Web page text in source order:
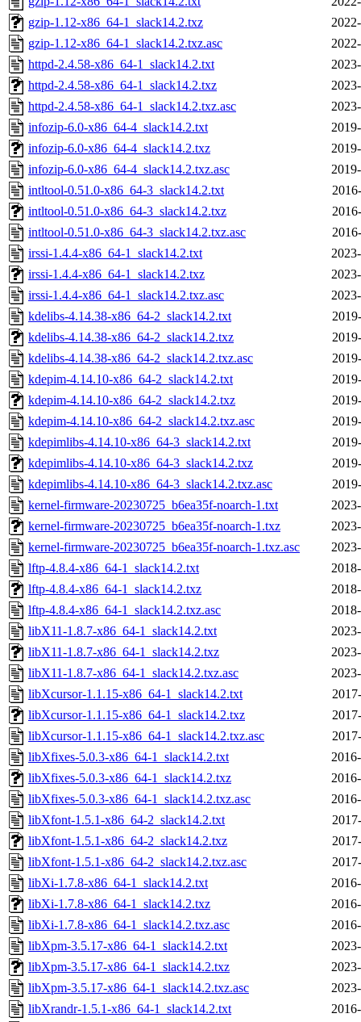
gzip-1.12-x86_64-1_slack14.2.txz
gzip-1.12-x86_64-1_slack14.2.txz.asc
httpd-2.4.58-x86_64-1_slack14.2.txt
httpd-2.4.58-x86_64-1_slack14.2.txz
httpd-2.4.58-x86_64-1_slack14.2.txz.asc
infozip-6.0-x86_64-4_slack14.2.txt
infozip-6.0-x86_64-4_slack14.2.txz
infozip-6.0-x86_64-4_slack14.2.txz.asc
intltool-0.51.0-x86_64-3_slack14.2.txt
intltool-0.51.0-x86_64-3_slack14.2.txz
intltool-0.51.0-x86_64-3_slack14.2.txz.asc
irssi-1.4.4-x86_64-1_slack14.2.txt
irssi-1.4.4-x86_64-1_slack14.2.txz
irssi-1.4.4-x86_64-1_slack14.2.txz.asc
kdelibs-4.14.38-x86_64-2_slack14.2.txt
kdelibs-4.14.38-x86_64-2_slack14.2.txz
kdelibs-4.14.38-x86_64-2_slack14.2.txz.asc
kdepim-4.14.10-x86_64-2_slack14.2.txt
kdepim-4.14.10-x86_64-2_slack14.2.txz
kdepim-4.14.10-x86_64-2_slack14.2.txz.asc
kdepimlibs-4.14.10-x86_64-3_slack14.2.txt
kdepimlibs-4.14.10-x86_64-3_slack14.2.txz
kdepimlibs-4.14.10-x86_64-3_slack14.2.txz.asc
kernel-firmware-20230725_b6ea35f-noarch-1.txt
kernel-firmware-20230725_b6ea35f-noarch-1.txz
kernel-firmware-20230725_b6ea35f-noarch-1.txz.asc
lftp-4.8.4-x86_64-1_slack14.2.txt
lftp-4.8.4-x86_64-1_slack14.2.txz
lftp-4.8.4-x86_64-1_slack14.2.txz.asc
libX11-1.8.7-x86_64-1_slack14.2.txt
libX11-1.8.7-x86_64-1_slack14.2.txz
libX11-1.8.7-x86_64-1_slack14.2.txz.asc
libXcursor-1.1.15-x86_64-1_slack14.2.txt
libXcursor-1.1.15-x86_64-1_slack14.2.txz
libXcursor-1.1.15-x86_64-1_slack14.2.txz.asc
libXfixes-5.0.3-x86_64-1_slack14.2.txt
libXfixes-5.0.3-x86_64-1_slack14.2.txz
libXfixes-5.0.3-x86_64-1_slack14.2.txz.asc
libXfont-1.5.1-x86_64-2_slack14.2.txt
libXfont-1.5.1-x86_64-2_slack14.2.txz
libXfont-1.5.1-x86_64-2_slack14.2.txz.asc
libXi-1.7.8-x86_64-1_slack14.2.txt
libXi-1.7.8-x86_64-1_slack14.2.txz
libXi-1.7.8-x86_64-1_slack14.2.txz.asc
libXpm-3.5.17-x86_64-1_slack14.2.txt
libXpm-3.5.17-x86_64-1_slack14.2.txz
libXpm-3.5.17-x86_64-1_slack14.2.txz.asc
libXrandr-1.5.1-x86_64-1_slack14.2.txt